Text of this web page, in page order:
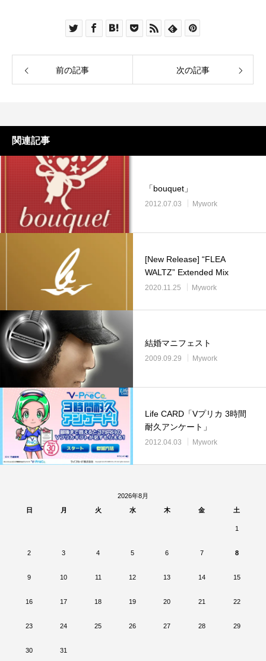
前の記事 次の記事
関連記事
「bouquet」
2012.07.03 Mywork
[New Release] “FLEA
WALTZ” Extended Mix
2020.11.25 Mywork
結婚マニフェスト
2009.09.29 Mywork
Life CARD「Vプリカ 3時間
耐久アンケート」
2012.04.03 Mywork
2026年8月
日
月 火 水 木 金 土
1
2 3 4 5 6 7 8
9 10 11 12 13 14 15
16 17 18 19 20 21 22
23 24 25 26 27 28 29
30 31